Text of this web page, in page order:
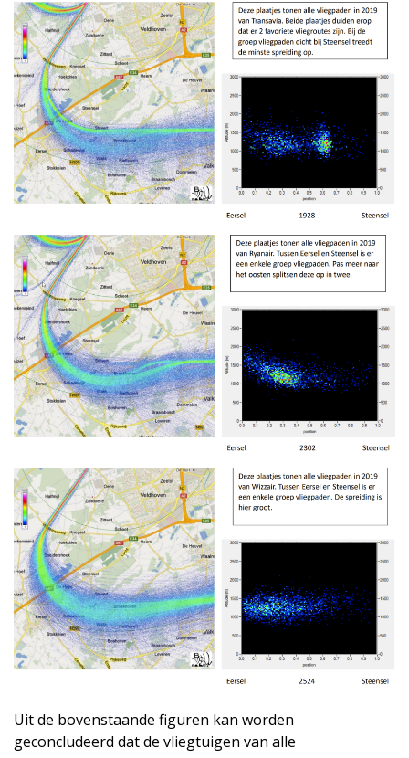
Uit de bovenstaande figuren kan worden
geconcludeerd dat de vliegtuigen van alle